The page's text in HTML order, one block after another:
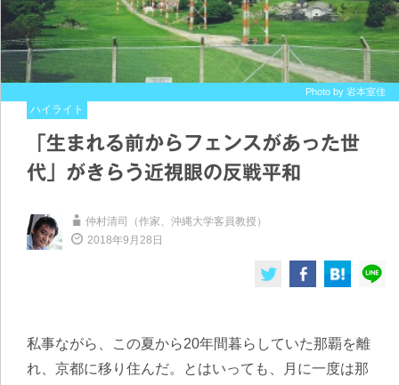
Photo by 岩本室佳
ハイライト
「生まれる前からフェンスがあった世
代」がきらう近視眼の反戦平和
仲村清司（作家、沖縄大学客員教授）
2018年9月28日
私事ながら、この夏から20年間暮らしていた那覇を離
れ、京都に移り住んだ。とはいっても、月に一度は那